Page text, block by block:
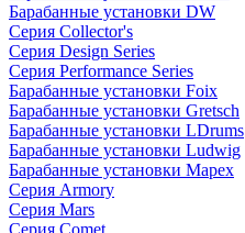
Барабанные установки DW
Серия Collector's
Серия Design Series
Серия Performance Series
Барабанные установки Foix
Барабанные установки Gretsch
Барабанные установки LDrums
Барабанные установки Ludwig
Барабанные установки Mapex
Серия Armory
Серия Mars
Серия Comet